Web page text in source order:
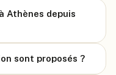
Athènes depuis
sont proposés ?